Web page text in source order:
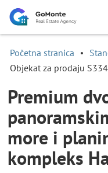
Početna stranica
Objekat za prodaju
Premium
more i
kompleks